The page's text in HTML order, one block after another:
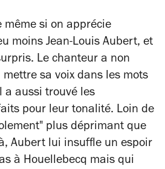
si on apprécie
moins Jean-Louis Aubert, et
Le chanteur a non
sa voix dans les mots
a aussi trouvé les
pour leur tonalité. Loin de
plus déprimant que
Aubert lui insuffle un espoir
à Houellebecq mais qui